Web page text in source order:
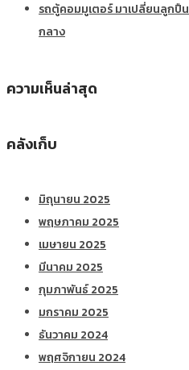
รถตู้คอมมูเตอร์ มาเปลี่ยนลูกปื
กลาง
ความเห็นล่าสุด
คลังเก็บ
มิถุนายน 2025
พฤษภาคม 2025
เมษายน 2025
มีนาคม 2025
กุมภาพันธ์ 2025
มกราคม 2025
ธันวาคม 2024
พฤศจิกายน 2024